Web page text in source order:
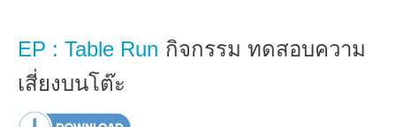
EP : Table Run กิจกรรม ทดสอบความ
เสี่ยงบนโต๊ะ